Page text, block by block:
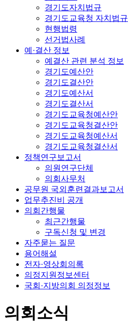
경기도자치법규
경기도교육청 자치법규
현행법령
선거법사례
예·결산 정보
예결산 관련 분석 정보
경기도예산안
경기도결산안
경기도예산서
경기도결산서
경기도교육청예산안
경기도교육청결산안
경기도교육청예산서
경기도교육청결산서
정책연구보고서
의원연구단체
의회사무처
공무원 국외훈련결과보고서
업무추진비 공개
의회간행물
최근간행물
구독신청 및 변경
자주묻는 질문
용어해설
전자·영상회의록
의정지원정보센터
국회·지방의회 의정정보
의회소식